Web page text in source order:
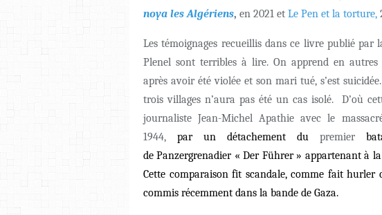
noya les Algériens, en 2021 et Le Pen et la torture,
Les témoignages recueillis dans ce livre publié par
Plenel sont terribles à lire. On apprend en autres
après avoir été violée et son mari tué, s’est
trois villages n’aura pas été un cas isolé. D’où
journaliste Jean-Michel Apathie avec le
1944, par un détachement du premier
dePanzergrenadier « Der Führer » appartenant à
Cette comparaison fit scandale, comme fait hurler
commis récemment dans la bande de Gaza.